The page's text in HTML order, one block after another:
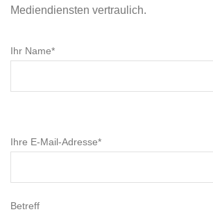
Mediendiensten vertraulich.
Ihr Name*
lasse
Feld
Ihre E-Mail-Adresse*
Betreff